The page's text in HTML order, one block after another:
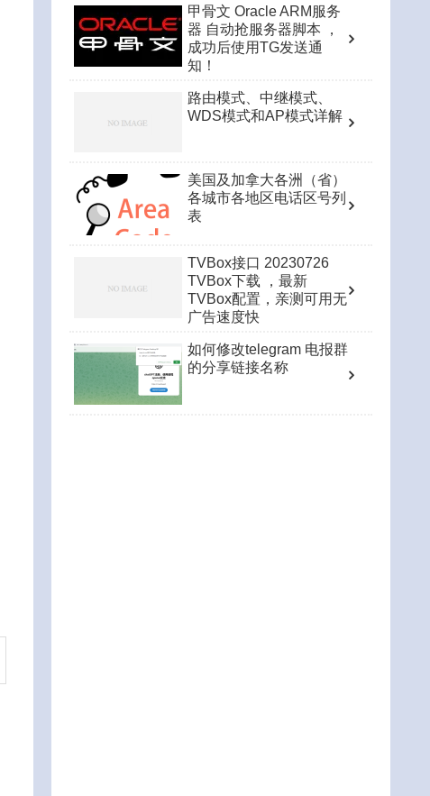
甲骨文 Oracle ARM服务
器 自动抢服务器脚本 ，
成功后使用TG发送通
知！
路由模式、中继模式、
WDS模式和AP模式详解
美国及加拿大各洲（省）
各城市各地区电话区号列
表
TVBox接口 20230726
TVBox下载 ，最新
TVBox配置，亲测可用无
广告速度快
如何修改telegram 电报群
的分享链接名称